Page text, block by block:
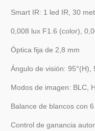
Smart IR: 1 led IR, 30
0,008 lux F1.6 (color),
Óptica fija de 2,8 mm
Ángulo de visión: 95°(H),
Modos de imagen: BLC,
Balance de blancos con
Control de ganancia